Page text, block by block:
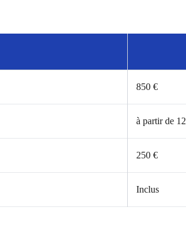
850 €
à partir de
250 €
Inclus